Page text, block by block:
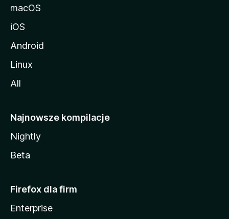
macOS
iOS
Android
Linux
All
Najnowsze kompilacje
Nightly
Beta
Firefox dla firm
Enterprise